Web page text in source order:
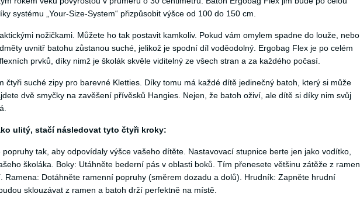
systému „Your-Size-System“ přizpůsobit výšce od 100 do 150 cm.
nožičkami. Můžete ho tak postavit kamkoliv. Pokud vám omylem spadne do louže, nebo
uvnitř batohu zůstanou suché, jelikož je spodní díl voděodolný. Ergobag Flex je po celém
prvků, díky nimž je školák skvěle viditelný ze všech stran a za každého počasí.
čtyři suché zipy pro barevné Kletties. Díky tomu má každé dítě jedinečný batoh, který si může
dvě smyčky na zavěšení přívěsků Hangies. Nejen, že batoh oživí, ale dítě si díky nim svůj
ulitý, stačí následovat tyto čtyři kroky:
tak, aby odpovídaly výšce vašeho dítěte. Nastavovací stupnice berte jen jako vodítko,
školáka. Boky: Utáhněte bederní pás v oblasti boků. Tím přenesete většinu zátěže z ramen
Ramena: Dotáhněte ramenní popruhy (směrem dozadu a dolů). Hrudník: Zapněte hrudní
sklouzávat z ramen a batoh drží perfektně na místě.